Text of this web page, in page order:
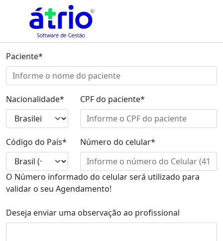
Paciente*
Nacionalidade* CPF do paciente*
Código do País* Número do celular*
O Número informado do celular será utilizado para
validar o seu Agendamento!
Deseja enviar uma observação ao profissional